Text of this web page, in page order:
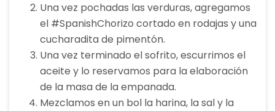
Una vez pochadas las verduras, agregamos
el #SpanishChorizo cortado en rodajas y una
cucharadita de pimentón.
Una vez terminado el sofrito, escurrimos el
aceite y lo reservamos para la elaboración
de la masa de la empanada.
Mezclamos en un bol la harina, la sal y la